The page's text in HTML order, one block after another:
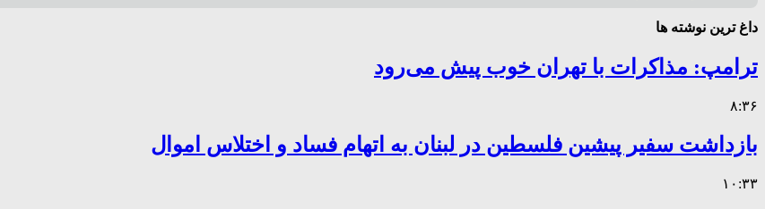
داغ ترین نوشته ها
ترامپ: مذاکرات با تهران خوب پیش می‌رود
۸:۳۶
بازداشت سفیر پیشین فلسطین در لبنان به اتهام فساد و اختلاس اموال
۱۰:۳۳